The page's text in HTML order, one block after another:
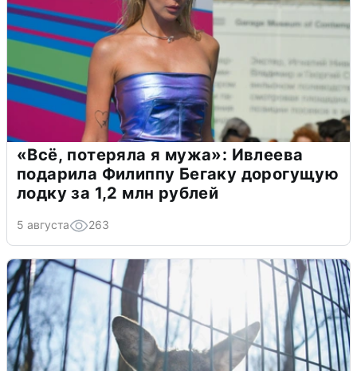
«Всё, потеряла я мужа»: Ивлеева
подарила Филиппу Бегаку дорогущую
лодку за 1,2 млн рублей
5 августа 263